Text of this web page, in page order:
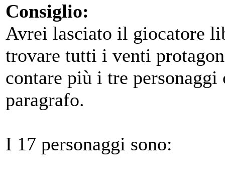
Consiglio:
Avrei lasciato il giocatore
trovare tutti i venti
contare più i tre
paragrafo.
I 17 personaggi sono: